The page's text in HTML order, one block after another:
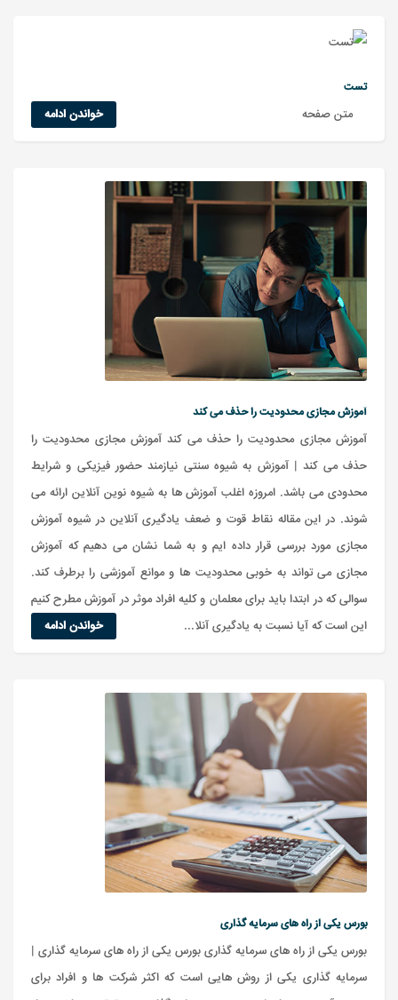
تست
متن صفحه خواندن ادامه
آموزش مجازی محدودیت را حذف می کند
آموزش مجازی محدودیت را حذف می کند آموزش مجازی محدودیت را
حذف می کند | آموزش به شیوه سنتی نیازمند حضور فیزیکی و شرایط
محدودی می باشد. امروزه اغلب آموزش ها به شیوه نوین آنلاین ارائه می
شوند. در این مقاله نقاط قوت و ضعف یادگیری آنلاین در شیوه آموزش
مجازی مورد بررسی قرار داده ایم و به شما نشان می دهیم که آموزش
مجازی می تواند به خوبی محدودیت ها و موانع آموزشی را برطرف کند.
سوالی که در ابتدا باید برای معلمان و کلیه افراد موثر در آموزش مطرح کنیم
این است که آیا نسبت به یادگیری آنلا...
خواندن ادامه
بورس یکی از راه های سرمایه گذاری
بورس یکی از راه های سرمایه گذاری بورس یکی از راه های سرمایه گذاری |
سرمایه گذاری یکی از روش هایی است که اکثر شرکت ها و افراد برای